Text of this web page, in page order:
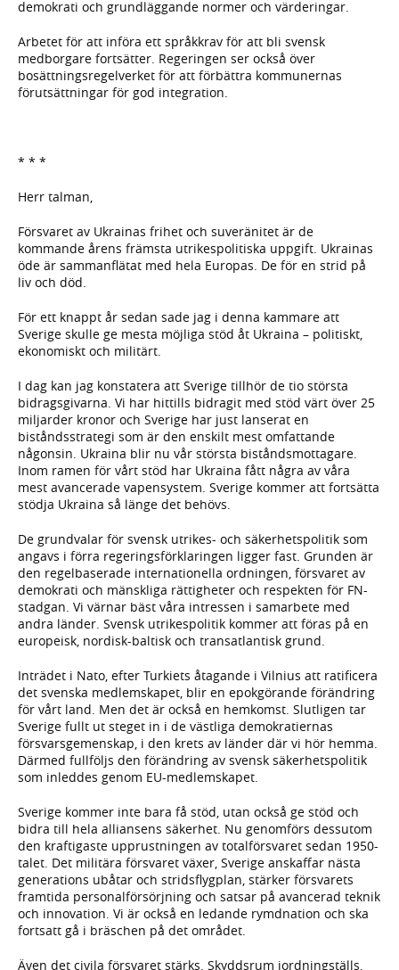
demokrati och grundläggande normer och värderingar.
Arbetet för att införa ett språkkrav för att bli svensk
medborgare fortsätter. Regeringen ser också över
bosättningsregelverket för att förbättra kommunernas
förutsättningar för god integration.
* * *
Herr talman,
Försvaret av Ukrainas frihet och suveränitet är de
kommande årens främsta utrikespolitiska uppgift. Ukrainas
öde är sammanflätat med hela Europas. De för en strid på
liv och död.
För ett knappt år sedan sade jag i denna kammare att
Sverige skulle ge mesta möjliga stöd åt Ukraina – politiskt,
ekonomiskt och militärt.
I dag kan jag konstatera att Sverige tillhör de tio största
bidrags­givarna. Vi har hittills bidragit med stöd värt över 25
miljarder kronor och Sverige har just lanserat en
biståndsstrategi som är den enskilt mest omfattande
någonsin. Ukraina blir nu vår största bistånds­mottagare.
Inom ramen för vårt stöd har Ukraina fått några av våra
mest avancerade vapensystem. Sverige kommer att fortsätta
stödja Ukraina så länge det behövs.
De grundvalar för svensk utrikes- och säkerhetspolitik som
angavs i förra regeringsförklaringen ligger fast. Grunden är
den regelbaserade internationella ordningen, försvaret av
demokrati och mänskliga rättigheter och respekten för FN-
stadgan. Vi värnar bäst våra intressen i samarbete med
andra länder. Svensk utrikespolitik kommer att föras på en
europeisk, nordisk-baltisk och transatlantisk grund.
Inträdet i Nato, efter Turkiets åtagande i Vilnius att ratificera
det svenska medlemskapet, blir en epokgörande förändring
för vårt land. Men det är också en hemkomst. Slutligen tar
Sverige fullt ut steget in i de västliga demokratiernas
försvarsgemenskap, i den krets av länder där vi hör hemma.
Därmed fullföljs den förändring av svensk säkerhetspolitik
som inleddes genom EU-medlemskapet.
Sverige kommer inte bara få stöd, utan också ge stöd och
bidra till hela alliansens säkerhet. Nu genomförs dessutom
den kraftigaste upprustningen av totalförsvaret sedan 1950-
talet. Det militära försvaret växer, Sverige anskaffar nästa
generations ubåtar och stridsflygplan, stärker försvarets
framtida personalförsörjning och satsar på avancerad teknik
och innovation. Vi är också en ledande rymdnation och ska
fortsatt gå i bräschen på det området.
Även det civila försvaret stärks. Skyddsrum iordningställs,